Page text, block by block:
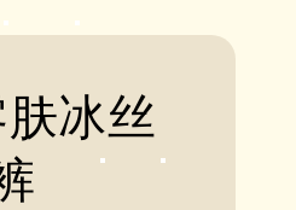
冰丝